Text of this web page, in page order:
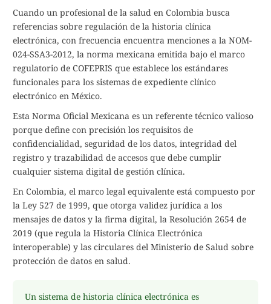
Cuando un profesional de la salud en Colombia busca
referencias sobre regulación de la historia clínica
electrónica, con frecuencia encuentra menciones a la NOM-
024-SSA3-2012, la norma mexicana emitida bajo el marco
regulatorio de COFEPRIS que establece los estándares
funcionales para los sistemas de expediente clínico
electrónico en México.
Esta Norma Oficial Mexicana es un referente técnico valioso
porque define con precisión los requisitos de
confidencialidad, seguridad de los datos, integridad del
registro y trazabilidad de accesos que debe cumplir
cualquier sistema digital de gestión clínica.
En Colombia, el marco legal equivalente está compuesto por
la Ley 527 de 1999, que otorga validez jurídica a los
mensajes de datos y la firma digital, la Resolución 2654 de
2019 (que regula la Historia Clínica Electrónica
interoperable) y las circulares del Ministerio de Salud sobre
protección de datos en salud.
Un sistema de historia clínica electrónica es